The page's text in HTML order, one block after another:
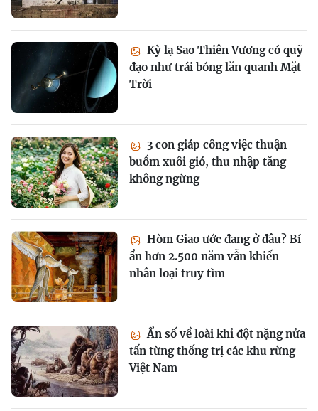
Kỳ lạ Sao Thiên Vương có quỹ
đạo như trái bóng lăn quanh Mặt
Trời
3 con giáp công việc thuận
buồm xuôi gió, thu nhập tăng
không ngừng
Hòm Giao ước đang ở đâu? Bí
ẩn hơn 2.500 năm vẫn khiến
nhân loại truy tìm
Ẩn số về loài khỉ đột nặng nửa
tấn từng thống trị các khu rừng
Việt Nam